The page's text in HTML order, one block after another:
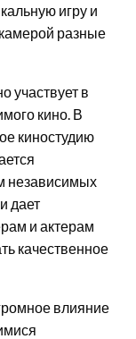
игру и
разные
участвует в
кино. В
киностудию
независимых
дает
и актерам
качественное
влияние